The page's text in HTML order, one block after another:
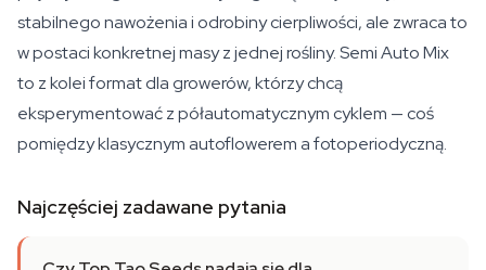
stabilnego nawożenia i odrobiny cierpliwości, ale zwraca to
w postaci konkretnej masy z jednej rośliny. Semi Auto Mix
to z kolei format dla growerów, którzy chcą
eksperymentować z półautomatycznym cyklem — coś
pomiędzy klasycznym autoflowerem a fotoperiodyczną.
Najczęściej zadawane pytania